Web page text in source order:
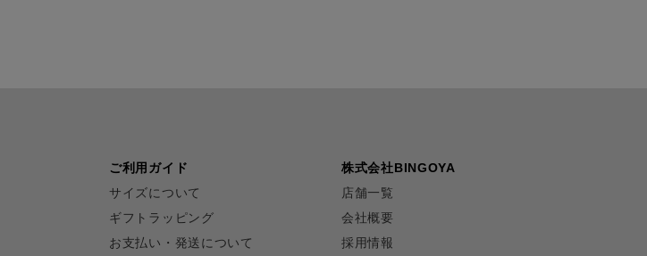
ご利用ガイド
サイズについて
ギフトラッピング
お支払い・発送について
株式会社BINGOYA
店舗一覧
会社概要
採用情報